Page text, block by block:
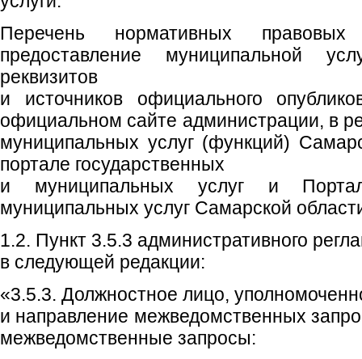
Перечень нормативных правовых
предоставление муниципальной
реквизитов
и источников официального
официальном сайте администрации, в
муниципальных услуг (функций)
портале государственных
и муниципальных услуг и
муниципальных услуг Самарской
1.2. Пункт 3.5.3 административного
в следующей редакции:
«3.5.3. Должностное лицо,
и направление межведомственных
межведомственные запросы: